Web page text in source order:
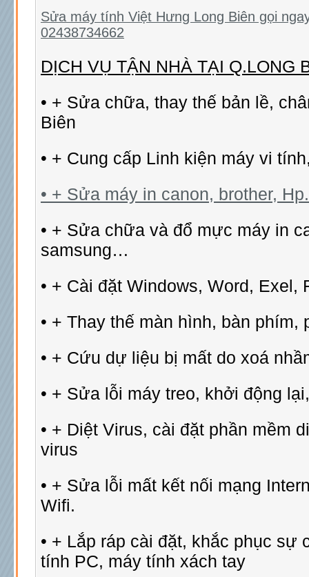
Sửa máy tính Việt Hưng Long Biên gọi
02438734662
DỊCH VỤ TẬN NHÀ TẠI Q.LONG
• + Sửa chữa, thay thế bản lề,
Biên
• + Cung cấp Linh kiện máy vi
• + Sửa máy in canon, brother,
• + Sửa chữa và đổ mực máy in
samsung…
• + Cài đặt Windows, Word, Exel,
• + Thay thế màn hình, bàn phím,
• + Cứu dự liệu bị mất do xoá
• + Sửa lỗi máy treo, khởi động
• + Diệt Virus, cài đặt phần mềm
virus
• + Sửa lỗi mất kết nối mạng
Wifi.
• + Lắp ráp cài đặt, khắc phục sự
tính PC, máy tính xách tay